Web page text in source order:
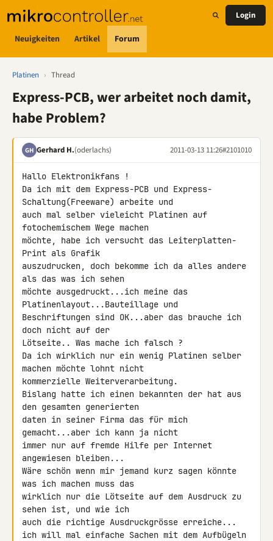
Neuigkeiten Artikel Forum
Login
Platinen › Thread
Express-PCB, wer arbeitet noch damit,
habe Problem?
GH Gerhard H.(oderlachs) 2011-03-13 11:26#2101010
Hallo Elektronikfans !
Da ich mit dem Express-PCB und Express-
Schaltung(Freeware) arbeite und
auch mal selber vieleicht Platinen auf
fotochemischem Wege machen
möchte, habe ich versucht das Leiterplatten-
Print als Grafik
auszudrucken, doch bekomme ich da alles andere
als das was ich sehen
möchte ausgedruckt...ich meine das
Platinenlayout...Bauteillage und
Beschriftungen sind OK...aber das brauche ich
doch nicht auf der
Lötseite.. Was mache ich falsch ?
Da ich wirklich nur ein wenig Platinen selber
machen möchte lohnt nicht
kommerzielle Weiterverarbeitung.
Bislang hatte ich einen bekannten der hat aus
den gesamten generierten
daten in seiner Firma das für mich
gemacht...aber ich kann ja nicht
immer nur auf fremde Hilfe per Internet
angewiesen bleiben...
Wäre schön wenn mir jemand kurz sagen könnte
was ich machen muss das
wirklich nur die Lötseite auf dem Ausdruck zu
sehen ist, und wie ich
auch die richtige Ausdruckgrösse erreiche...
ich will mal einfache Sachen mit dem Aufbügeln